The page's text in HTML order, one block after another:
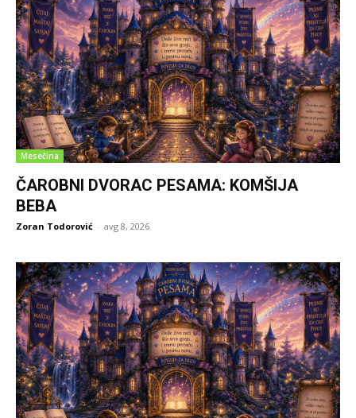
Mesečina
ČAROBNI DVORAC PESAMA: KOMŠIJA
BEBA
Zoran Todorović - avg 8, 2026